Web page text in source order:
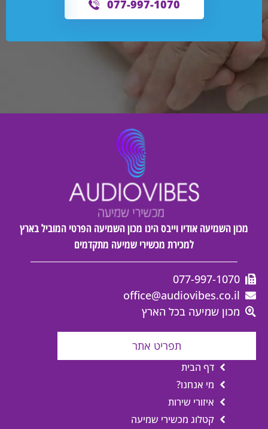
077-997-1070
מכון השמיעה אודיו וייבס הינו מכון השמיעה הפרטי המוביל בארץ
למכירת מכשירי שמיעה מתקדמים
077-997-1070
office@audiovibes.co.il
מכון שמיעה בכל הארץ
תפריט אתר
דף הבית
מי אנחנו?
איזורי שירות
קטלוג מכשירי שמיעה